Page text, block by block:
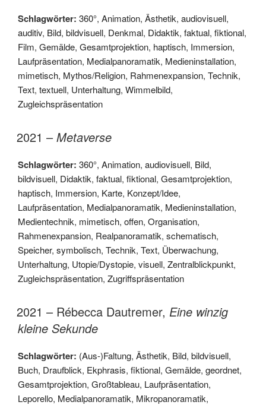
Schlagwörter: 360°, Animation, Ästhetik, audiovisuell,
auditiv, Bild, bildvisuell, Denkmal, Didaktik, faktual, fiktional,
Film, Gemälde, Gesamtprojektion, haptisch, Immersion,
Laufpräsentation, Medialpanoramatik, Medieninstallation,
mimetisch, Mythos/Religion, Rahmenexpansion, Technik,
Text, textuell, Unterhaltung, Wimmelbild,
Zugleichspräsentation
2021 – Metaverse
Schlagwörter: 360°, Animation, audiovisuell, Bild,
bildvisuell, Didaktik, faktual, fiktional, Gesamtprojektion,
haptisch, Immersion, Karte, Konzept/Idee,
Laufpräsentation, Medialpanoramatik, Medieninstallation,
Medientechnik, mimetisch, offen, Organisation,
Rahmenexpansion, Realpanoramatik, schematisch,
Speicher, symbolisch, Technik, Text, Überwachung,
Unterhaltung, Utopie/Dystopie, visuell, Zentralblickpunkt,
Zugleichspräsentation, Zugriffspräsentation
2021 – Rébecca Dautremer, Eine winzig
kleine Sekunde
Schlagwörter: (Aus-)Faltung, Ästhetik, Bild, bildvisuell,
Buch, Draufblick, Ekphrasis, fiktional, Gemälde, geordnet,
Gesamtprojektion, Großtableau, Laufpräsentation,
Leporello, Medialpanoramatik, Mikropanoramatik,